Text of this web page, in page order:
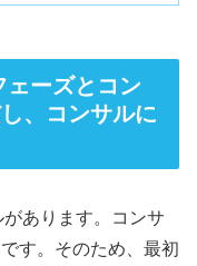
ェーズとコン
、コンサルに
あります。コンサ
す。そのため、最初